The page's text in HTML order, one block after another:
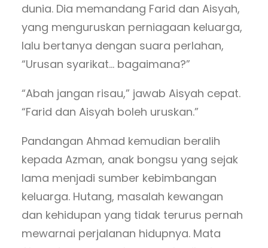
dunia. Dia memandang Farid dan Aisyah,
yang menguruskan perniagaan keluarga,
lalu bertanya dengan suara perlahan,
“Urusan syarikat… bagaimana?”
“Abah jangan risau,” jawab Aisyah cepat.
“Farid dan Aisyah boleh uruskan.”
Pandangan Ahmad kemudian beralih
kepada Azman, anak bongsu yang sejak
lama menjadi sumber kebimbangan
keluarga. Hutang, masalah kewangan
dan kehidupan yang tidak terurus pernah
mewarnai perjalanan hidupnya. Mata